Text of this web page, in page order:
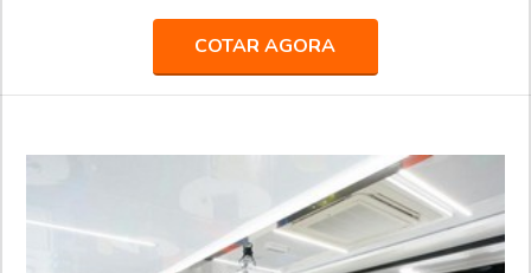
transporte de pesados, tais como: Transporte de valores;
Semirreboque, bitrem e rodotrem sider; Piso móvel; Linha
Graneleira; Inloader; Furgão; Carroceria para transporte de
bebidas; Carga seca; Entre outros.Fundada em 1992, a
COTAR AGORA